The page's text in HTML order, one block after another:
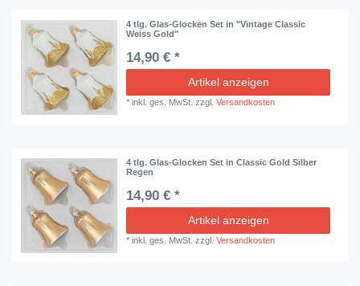
4 tlg. Glas-Glocken Set in "Vintage Classic
Weiss Gold"
14,90 € *
Artikel anzeigen
*inkl. ges. MwSt. zzgl.Versandkosten
4 tlg. Glas-Glocken Set in Classic Gold Silber
Regen
14,90 € *
Artikel anzeigen
*inkl. ges. MwSt. zzgl.Versandkosten